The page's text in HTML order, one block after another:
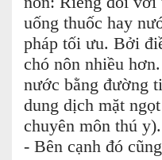
uống thuốc hay
pháp tối ưu. Bởi
chó nôn nhiều
nước bằng đường
dung dịch mặt
chuyên môn thú y).
- Bên cạnh đó